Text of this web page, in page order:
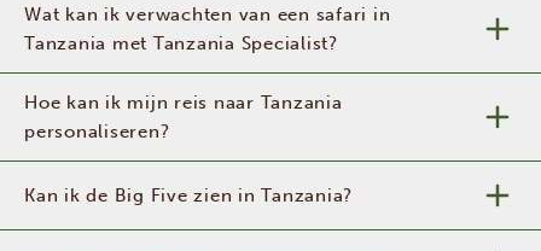
Wat kan ik verwachten van een safari in
Tanzania met Tanzania Specialist?
Hoe kan ik mijn reis naar Tanzania
personaliseren?
Kan ik de Big Five zien in Tanzania?